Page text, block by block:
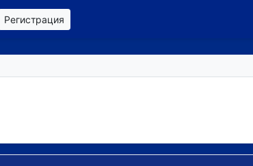
Регистрация